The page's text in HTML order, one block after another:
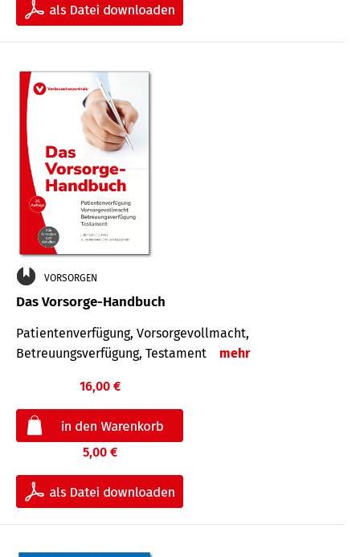
VORSORGEN
Das Vorsorge-Handbuch
Patientenverfügung, Vorsorgevollmacht,
Betreuungsverfügung, Testament
mehr
16,00 €
5,00 €